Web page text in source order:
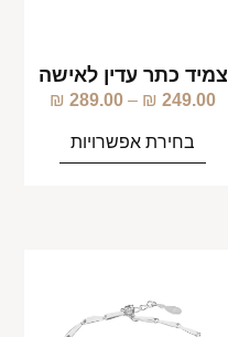
צמיד כתר עדין לאישה
249.00
₪
–
289.00
₪
בחירת אפשרויות